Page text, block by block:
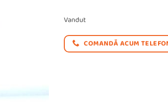
Vandut
COMANDĂ ACUM